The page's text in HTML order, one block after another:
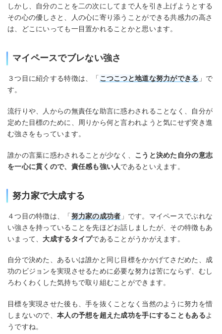
しかし、自分のことを二の次にしてまで人を引き上げようとする
その心の優しさと、人の心に寄り添うことができる共感力の高さ
は、どこにいっても一目置かれることかと思います。
マイペースでブレない強さ
３つ目に紹介する特徴は、「 こつこつと地道な努力ができる 」で
す。
流行りや、人からの無責任な助言に惑わされることなく、自分が
定めた目標のために、周りから何と言われようと気にせず突き進
む強さをもっています。
誰かの言葉に惑わされることが少なく、 こうと決めた自分の意志
を一心に貫くので、責任感も強い人であるといえます。
努力家で大成する
４つ目の特徴は、「努力家の成功者 」です。マイペースでぶれな
い強さを持っていることを先ほどお話しましたが、その特徴もあ
いまって、 大成するタイプであることがうかがえます。
自分で決めた、あるいは誰かと同じ目標をかかげてさだめた、成
功のビジョンを実現させるために必要な努力は苦にならず、むし
ろわくわくした気持ちで取り組むことができます。
目標を実現させた後も、手を抜くことなく当然のように努力を惜
しまないので、 本人の予想を超えた成功を手にすることもあるよ
うですね。